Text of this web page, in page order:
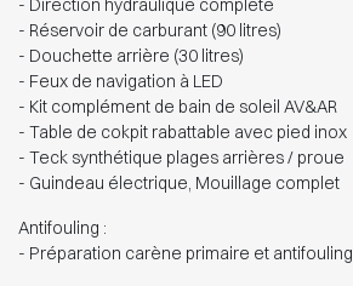
- Direction hydraulique complète
- Réservoir de carburant (90 litres)
- Douchette arrière (30 litres)
- Feux de navigation à LED
- Kit complément de bain de soleil AV&AR
- Table de cokpit rabattable avec pied inox
- Teck synthétique plages arrières / proue
- Guindeau électrique, Mouillage complet
Antifouling :
- Préparation carène primaire et antifouling